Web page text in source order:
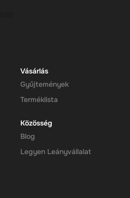
Vásárlás
Gyűjtemények
Terméklista
Közösség
Blog
Legyen Leányvállalat